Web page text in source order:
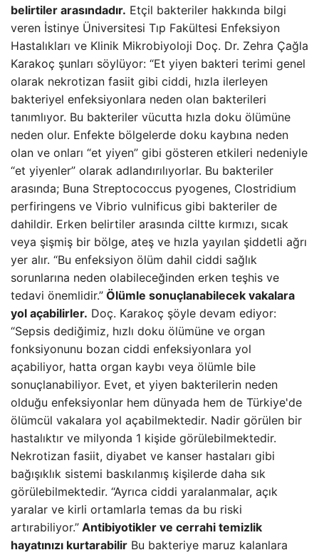
belirtiler arasındadır. Etçil bakteriler hakkında bilgi
veren İstinye Üniversitesi Tıp Fakültesi Enfeksiyon
Hastalıkları ve Klinik Mikrobiyoloji Doç. Dr. Zehra Çağla
Karakoç şunları söylüyor: “Et yiyen bakteri terimi genel
olarak nekrotizan fasiit gibi ciddi, hızla ilerleyen
bakteriyel enfeksiyonlara neden olan bakterileri
tanımlıyor. Bu bakteriler vücutta hızla doku ölümüne
neden olur. Enfekte bölgelerde doku kaybına neden
olan ve onları “et yiyen” gibi gösteren etkileri nedeniyle
“et yiyenler” olarak adlandırılıyorlar. Bu bakteriler
arasında; Buna Streptococcus pyogenes, Clostridium
perfiringens ve Vibrio vulnificus gibi bakteriler de
dahildir. Erken belirtiler arasında ciltte kırmızı, sıcak
veya şişmiş bir bölge, ateş ve hızla yayılan şiddetli ağrı
yer alır. “Bu enfeksiyon ölüm dahil ciddi sağlık
sorunlarına neden olabileceğinden erken teşhis ve
tedavi önemlidir.” Ölümle sonuçlanabilecek vakalara
yol açabilirler. Doç. Karakoç şöyle devam ediyor:
“Sepsis dediğimiz, hızlı doku ölümüne ve organ
fonksiyonunu bozan ciddi enfeksiyonlara yol
açabiliyor, hatta organ kaybı veya ölümle bile
sonuçlanabiliyor. Evet, et yiyen bakterilerin neden
olduğu enfeksiyonlar hem dünyada hem de Türkiye'de
ölümcül vakalara yol açabilmektedir. Nadir görülen bir
hastalıktır ve milyonda 1 kişide görülebilmektedir.
Nekrotizan fasiit, diyabet ve kanser hastaları gibi
bağışıklık sistemi baskılanmış kişilerde daha sık
görülebilmektedir. “Ayrıca ciddi yaralanmalar, açık
yaralar ve kirli ortamlarla temas da bu riski
artırabiliyor.” Antibiyotikler ve cerrahi temizlik
hayatınızı kurtarabilir Bu bakteriye maruz kalanlara